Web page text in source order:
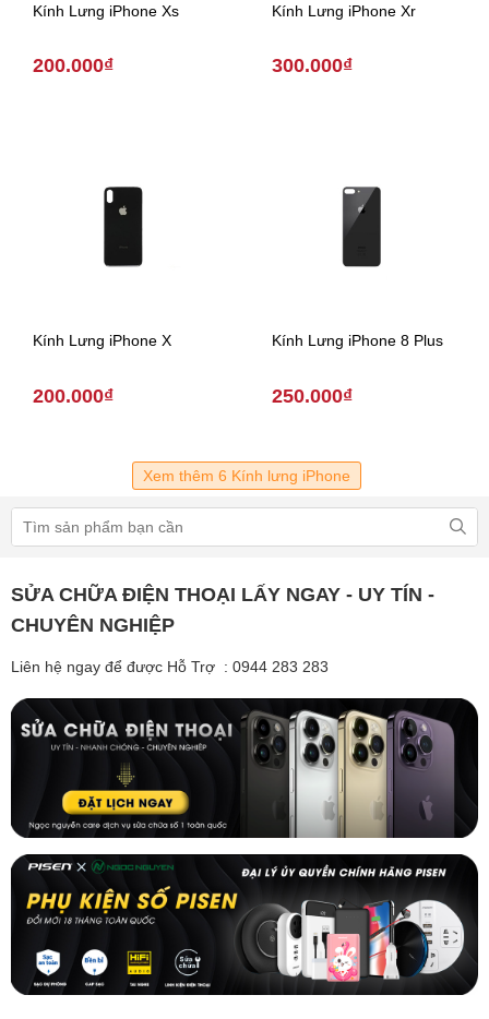
Kính Lưng iPhone Xs
200.000₫
Kính Lưng iPhone Xr
300.000₫
Kính Lưng iPhone X
200.000₫
Kính Lưng iPhone 8 Plus
250.000₫
Xem thêm 6 Kính lưng iPhone
SỬA CHỮA ĐIỆN THOẠI LẤY NGAY - UY TÍN -
CHUYÊN NGHIỆP
Liên hệ ngay để được Hỗ Trợ : 0944 283 283